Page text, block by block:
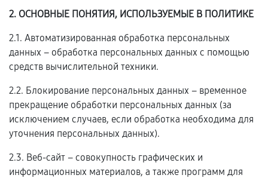
2. ОСНОВНЫЕ ПОНЯТИЯ, ИСПОЛЬЗУЕМЫЕ В ПОЛИТИКЕ
2.1. Автоматизированная обработка персональных
данных – обработка персональных данных с помощью
средств вычислительной техники.
2.2. Блокирование персональных данных – временное
прекращение обработки персональных данных (за
исключением случаев, если обработка необходима для
уточнения персональных данных).
2.3. Веб-сайт – совокупность графических и
информационных материалов, а также программ для